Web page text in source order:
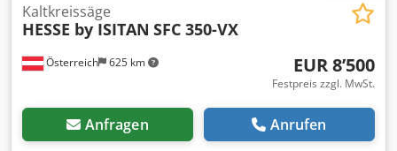
Österreich 625 km
Kaltkreissäge
HESSE by ISITAN SFC 350-VX
EUR 8’500
Festpreis zzgl. MwSt.
Anfragen Anrufen